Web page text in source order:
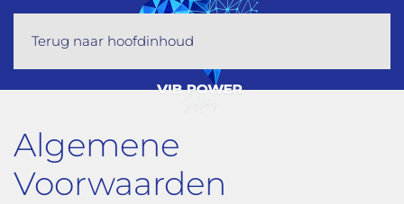
Terug naar hoofdinhoud
Algemene
Voorwaarden